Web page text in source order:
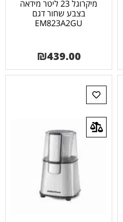
מיקרוגל 23 ליטר מידאה
בצבע שחור דגם
EM823A2GU
₪439.00